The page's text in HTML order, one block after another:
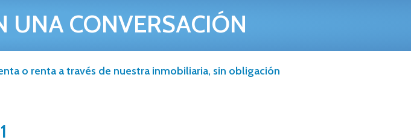
UNA CONVERSACIÓN
o renta a través de nuestra inmobiliaria, sin obligación